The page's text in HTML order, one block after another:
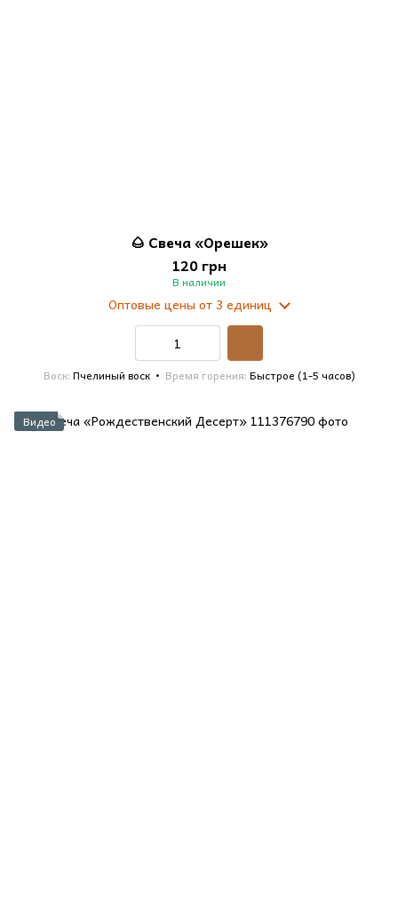
🌰 Свеча «Орешек»
120 грн
В наличии
Оптовые цены от 3 единиц
Воск Пчелиный воск Время горения Быстрое (1-5 часов)
Видео